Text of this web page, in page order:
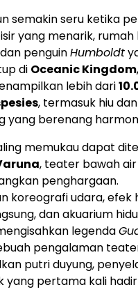
semakin seru ketika
yang menarik, rumah
penguinHumboldt
di Oceanic Kingdom
lebih dari
, termasuk hiu
yang berenang
memukau dapat
, teater bawah
penghargaan.
koreografi udara, efek
dan akuarium
legenda
pengalaman
putri duyung,
yang pertama kali